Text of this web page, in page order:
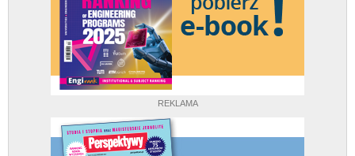
REKLAMA